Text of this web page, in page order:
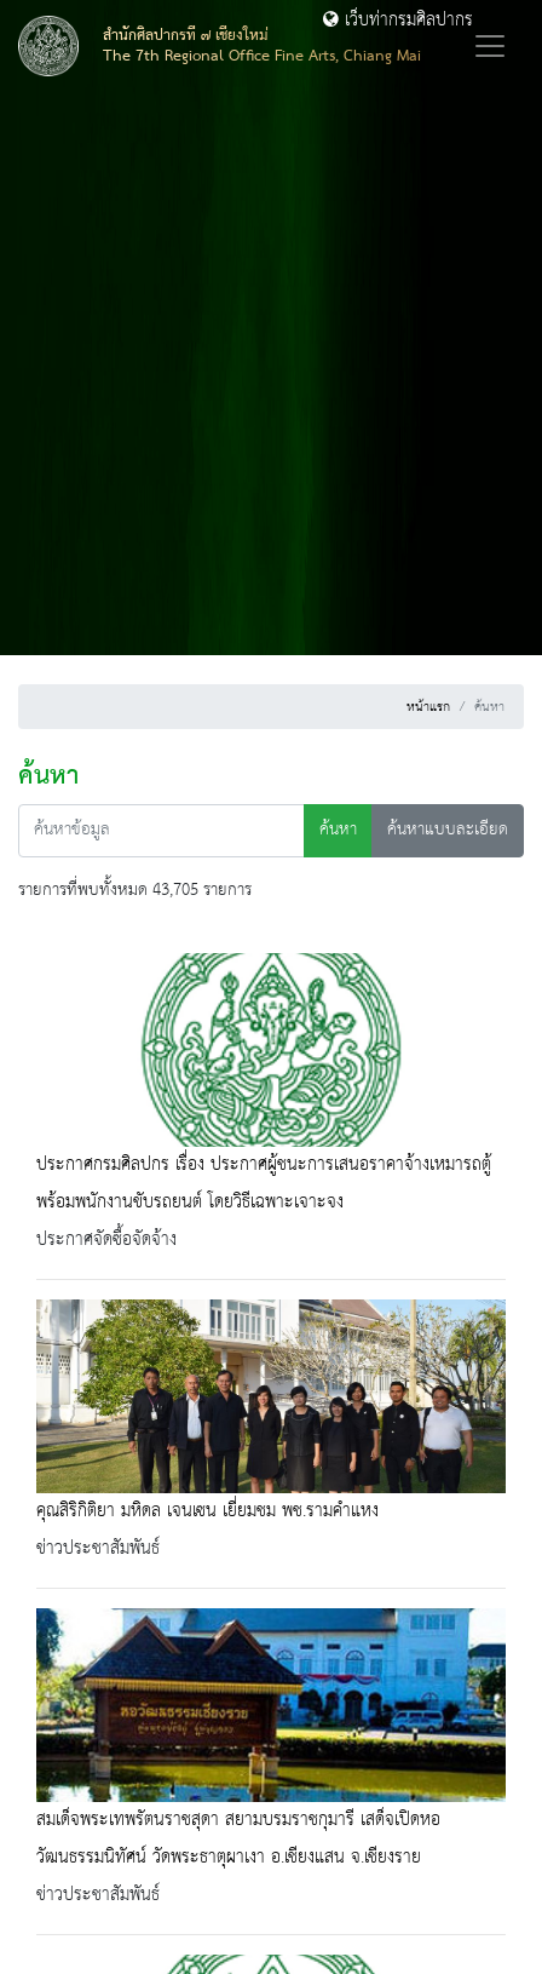
สำนักศิลปากรที่ ๗ เชียงใหม่
The 7th Regional Office Fine Arts, Chiang Mai
เว็บท่ากรมศิลปากร
หน้าแรก ค้นหา
ค้นหา
ค้นหา
ค้นหาแบบละเอียด
รายการที่พบทั้งหมด 43,705 รายการ
ประกาศกรมศิลปกร เรื่อง ประกาศผู้ชนะการเสนอราคาจ้างเหมารถตู้
พร้อมพนักงานขับรถยนต์ โดยวิธีเฉพาะเจาะจง
ประกาศจัดซื้อจัดจ้าง
คุณสิริกิติยา มหิดล เจนเซน เยี่ยมชม พช.รามคำแหง
ข่าวประชาสัมพันธ์
สมเด็จพระเทพรัตนราชสุดา สยามบรมราชกุมารี เสด็จเปิดหอ
วัฒนธรรมนิทัศน์ วัดพระธาตุผาเงา อ.เชียงแสน จ.เชียงราย
ข่าวประชาสัมพันธ์